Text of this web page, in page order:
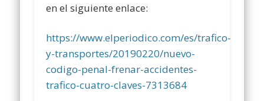
en el siguiente enlace:
https://www.elperiodico.com/es/trafico-
y-transportes/20190220/nuevo-
codigo-penal-frenar-accidentes-
trafico-cuatro-claves-7313684